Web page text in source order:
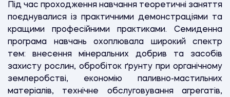
Під час проходження навчання теоретичні заняття
поєднувалися із практичними демонстраціями та
кращими професійними практиками. Семиденна
програма навчань охоплювала широкий спектр
тем: внесення мінеральних добрив та засобів
захисту рослин, обробіток ґрунту при органічному
землеробстві, економію паливно-мастильних
матеріалів, технічне обслуговування агрегатів,